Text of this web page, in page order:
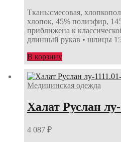
Ткань:смесовая,
хлопок, 45% полиэфир,
приближена к
длинный рукав • шлицы
В корзину
Медицинская одежда
Халат Руслан
4 087 ₽